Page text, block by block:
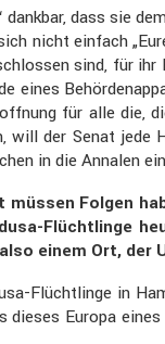
dass sie
nicht einfach
sind, für
eines
für alle die,
will der Senat
in die Annalen
müssen Folgen
Flücht­linge
also einem Ort,
Flücht­linge in
dieses Europa